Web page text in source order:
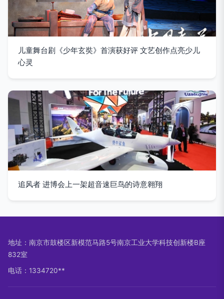
儿童舞台剧《少年玄奘》首演获好评 文艺创作点亮少儿
心灵
追风者 进博会上一架超音速巨鸟的诗意翱翔
地址：南京市鼓楼区新模范马路5号南京工业大学科技创新楼B座
832室
电话：1334720**